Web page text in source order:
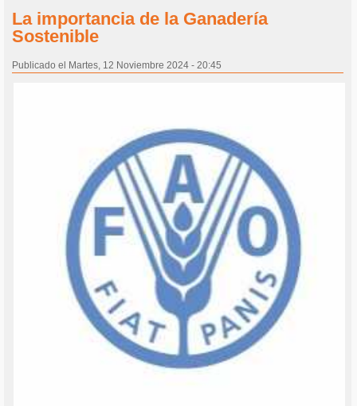
La importancia de la Ganadería
Sostenible
Publicado el Martes, 12 Noviembre 2024 - 20:45